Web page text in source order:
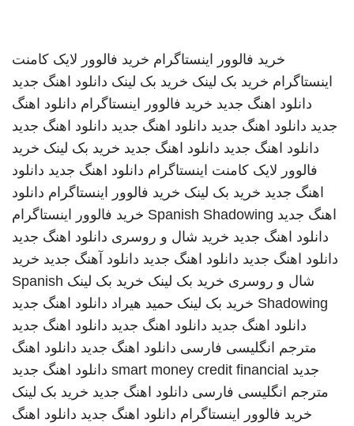
خرید فالوور اینستاگرام خرید فالوور لایک کامنت
اینستاگرام خرید بک لینک خرید بک لینک دانلود اهنگ جدید
دانلود اهنگ جدید خرید فالوور اینستاگرام دانلود اهنگ
جدید دانلود اهنگ جدید دانلود اهنگ جدید دانلود اهنگ جدید
دانلود اهنگ جدید دانلود اهنگ جدید خرید بک لینک خرید
فالوور لایک کامنت اینستاگرام دانلود اهنگ جدید دانلود
اهنگ جدید خرید بک لینک خرید فالوور اینستاگرام دانلود
اهنگ جدید Spanish Shadowing خرید فالوور اینستاگرام
دانلود اهنگ جدید خرید شال و روسری دانلود اهنگ جدید
دانلود اهنگ جدید دانلود اهنگ جدید دانلود آهنگ جدید خرید
شال و روسری خرید بک لینک خرید بک لینک Spanish
Shadowing خرید بک لینک حمید هیراد دانلود اهنگ جدید
دانلود اهنگ جدید دانلود اهنگ جدید دانلود اهنگ جدید
مترجم انگلیسی فارسی دانلود اهنگ جدید دانلود اهنگ
جدید smart money credit financial دانلود اهنگ جدید
مترجم انگلیسی فارسی دانلود اهنگ جدید خرید بک لینک
خرید فالوور اینستاگرام دانلود اهنگ جدید دانلود اهنگ